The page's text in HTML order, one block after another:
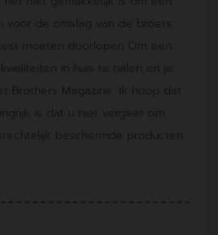
voor de omslag van de broers
moeten doorlopen Om een
in huis te halen en je
Brothers Magazine. Ik hoop dat
is dat u niet vergeet om
beschermde producten